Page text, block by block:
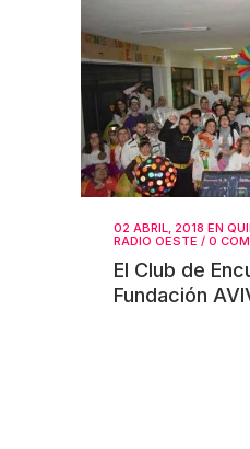
02 ABRIL, 2018 EN
RADIO OESTE / 0
El Club de
Fundación